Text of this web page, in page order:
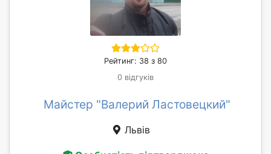
Рейтинг: 38 з 80
0 відгуків
Майстер "Валерий Ластовецкий"
Львів